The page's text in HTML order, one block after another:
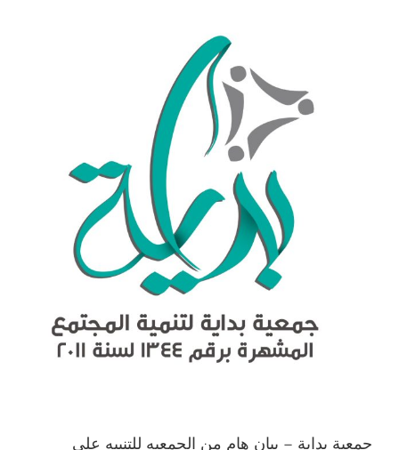
جمعية بداية – بيان هام من الجمعيه للتنبيه على